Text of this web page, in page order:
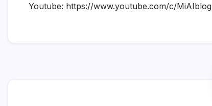
Youtube: https://www.youtube.com/c/MiAIblog